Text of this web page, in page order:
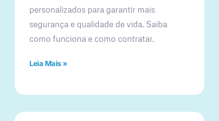
personalizados para garantir mais
segurança e qualidade de vida. Saiba
como funciona e como contratar.
Leia Mais »